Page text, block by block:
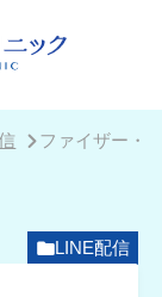
ファイザー・
LINE配信